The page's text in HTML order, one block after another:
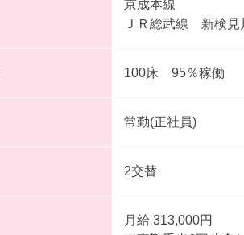
京成本線
ＪＲ総武線 新検見
100床 95％稼働
常勤(正社員)
2交替
月給 313,000円